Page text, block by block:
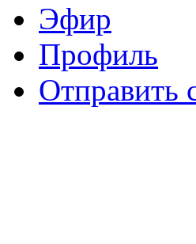
Эфир
Профиль
Отправить